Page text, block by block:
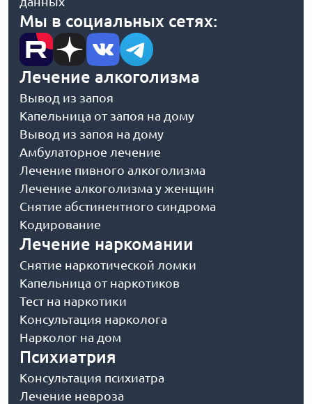
Мы в социальных сетях:
Лечение алкоголизма
Вывод из запоя
Капельница от запоя на дому
Вывод из запоя на дому
Амбулаторное лечение
Лечение пивного алкоголизма
Лечение алкоголизма у женщин
Снятие абстинентного синдрома
Кодирование
Лечение наркомании
Снятие наркотической ломки
Капельница от наркотиков
Тест на наркотики
Консультация нарколога
Нарколог на дом
Психиатрия
Консультация психиатра
Лечение невроза